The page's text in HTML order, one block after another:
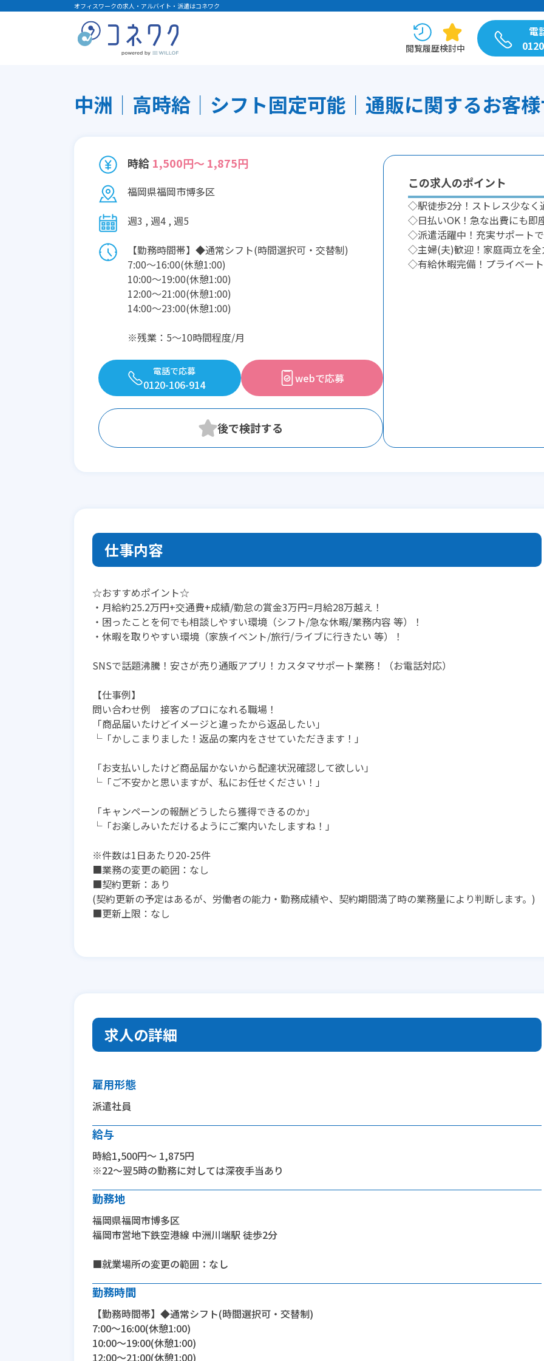
オフィスワークの求人・アルバイト・派遣はコネワク
閲覧履歴検討中
電
中洲│高時給│シフト固定可能│通販に関するお客
時給 1,500円～ 1,875円
福岡県福岡市博多区
週3 , 週4 , 週5
【勤務時間帯】◆通常シフト(時間選択可・交替制)
7:00〜16:00(休憩1:00)
10:00〜19:00(休憩1:00)
12:00〜21:00(休憩1:00)
14:00〜23:00(休憩1:00)
※残業：5〜10時間程度/月
電話で応募
0120-106-914 webで応募
この求人のポイント
◇駅徒歩2分！ストレス少なく
◇日払いOK！急な出費にも即
◇派遣活躍中！充実サポート
◇主婦(夫)歓迎！家庭両立を全
◇有給休暇完備！プライベー
仕事内容
☆おすすめポイント☆
・月給約25.2万円+交通費+成績/勤怠の賞金3万円=月給28万越え！
・困ったことを何でも相談しやすい環境（シフト/急な休暇/業務内容 等）！
・休暇を取りやすい環境（家族イベント/旅行/ライブに行きたい 等）！
SNSで話題沸騰！安さが売り通販アプリ！カスタマサポート業務！（お電話対応）
【仕事例】
問い合わせ例 接客のプロになれる職場！
「商品届いたけどイメージと違ったから返品したい」
└「かしこまりました！返品の案内をさせていただきます！」
「お支払いしたけど商品届かないから配達状況確認して欲しい」
└「ご不安かと思いますが、私にお任せください！」
「キャンペーンの報酬どうしたら獲得できるのか」
└「お楽しみいただけるようにご案内いたしますね！」
※件数は1日あたり20-25件
■業務の変更の範囲：なし
■契約更新：あり
(契約更新の予定はあるが、労働者の能力・勤務成績や、契約期間満了時の業務量により判断します。)
■更新上限：なし
求人の詳細
雇用形態
派遣社員
給与
時給1,500円～ 1,875円
※22～翌5時の勤務に対しては深夜手当あり
勤務地
福岡県福岡市博多区
福岡市営地下鉄空港線 中洲川端駅 徒歩2分
■就業場所の変更の範囲：なし
勤務時間
【勤務時間帯】◆通常シフト(時間選択可・交替制)
7:00〜16:00(休憩1:00)
10:00〜19:00(休憩1:00)
12:00〜21:00(休憩1:00)